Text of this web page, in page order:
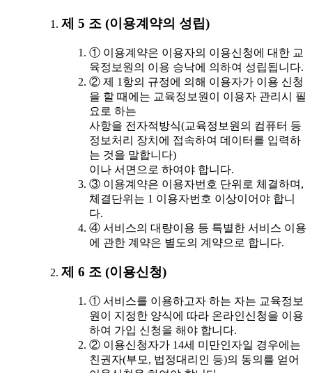
제 5 조 (이용계약의 성립)
① 이용계약은 이용자의 이용신청에 대한 교
육정보원의 이용 승낙에 의하여 성립됩니다.
② 제 1항의 규정에 의해 이용자가 이용 신청
을 할 때에는 교육정보원이 이용자 관리시 필
요로 하는
사항을 전자적방식(교육정보원의 컴퓨터 등
정보처리 장치에 접속하여 데이터를 입력하
는 것을 말합니다)
이나 서면으로 하여야 합니다.
③ 이용계약은 이용자번호 단위로 체결하며,
체결단위는 1 이용자번호 이상이어야 합니
다.
④ 서비스의 대량이용 등 특별한 서비스 이용
에 관한 계약은 별도의 계약으로 합니다.
제 6 조 (이용신청)
① 서비스를 이용하고자 하는 자는 교육정보
원이 지정한 양식에 따라 온라인신청을 이용
하여 가입 신청을 해야 합니다.
② 이용신청자가 14세 미만인자일 경우에는
친권자(부모, 법정대리인 등)의 동의를 얻어